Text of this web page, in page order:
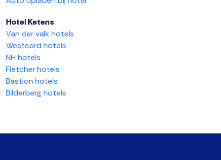
Hotel Ketens
Van der valk hotels
Westcord hotels
NH hotels
Fletcher hotels
Bastion hotels
Bilderberg hotels